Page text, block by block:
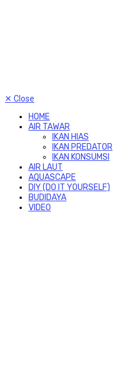
✕ Close
HOME
AIR TAWAR
IKAN HIAS
IKAN PREDATOR
IKAN KONSUMSI
AIR LAUT
AQUASCAPE
DIY (DO IT YOURSELF)
BUDIDAYA
VIDEO